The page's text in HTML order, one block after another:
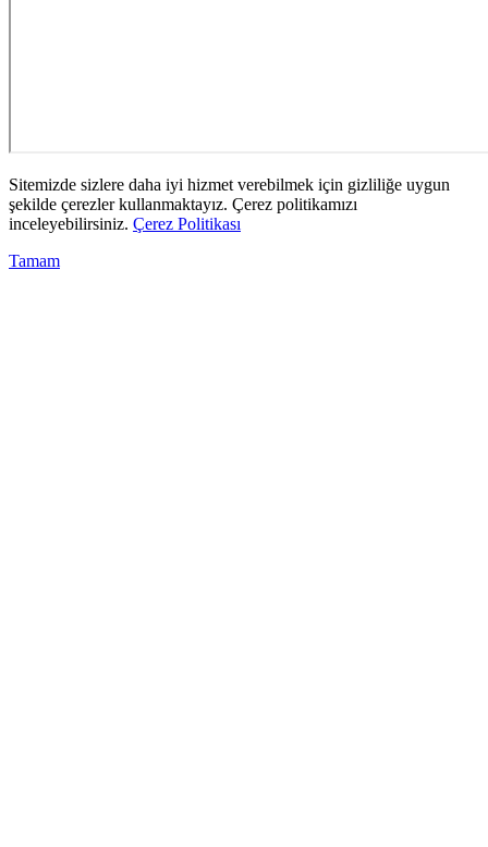
Sitemizde sizlere daha iyi hizmet verebilmek için gizliliğe uygun
şekilde çerezler kullanmaktayız. Çerez politikamızı
inceleyebilirsiniz. Çerez Politikası
Tamam